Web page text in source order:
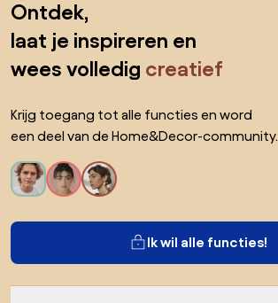
Ontdek,
laat je inspireren en
wees volledig creatief
Krijg toegang tot alle functies en word
een deel van de Home&Decor-community.
Ik wil alle functies!